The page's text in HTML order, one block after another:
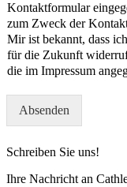
Kontaktformular
zum Zweck der
Mir ist bekannt, dass
für die Zukunft
die im Impressum
Absenden
Schreiben Sie uns!
Ihre Nachricht an